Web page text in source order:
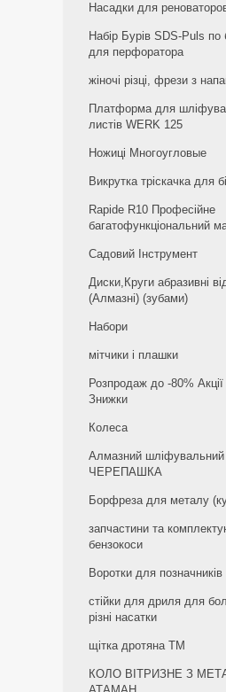
Насадки для
Набір Бурів SDS-Puls по
для перфоратора
жіночі різці, фрези з
Платформа для
листів WERK 125
Ножиці Многоугловые
Викрутка тріскачка для
Rapide R10 Професійне
багатофункціональний
Садовий Інструмент
Диски,Круги абразивні
(Алмазні) (зубами)
Набори
мітчики і плашки
Розпродаж до -80% Акції
Знижки
Колеса
Алмазний шліфувальний
ЧЕРЕПАШКА
Борфреза для металу
запчастини та
бензокоси
Воротки для позначників
стійки для дриля для
різні насатки
щiтка дротяна ТМ
КОЛО ВІТРИЗНЕ З